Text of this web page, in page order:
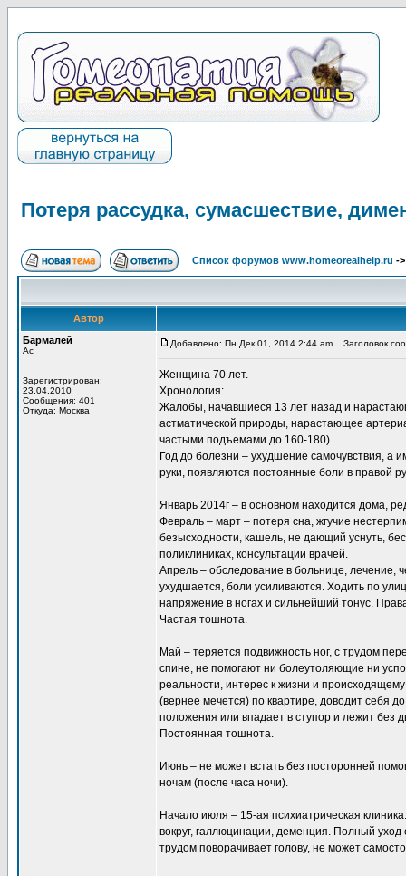
Потеря рассудка, сумасшествие,
Список форумов www.homeorealhelp.ru -
Автор
Бармалей
Ас
Зарегистрирован:
23.04.2010
Сообщения: 401
Откуда: Москва
Добавлено: Пн Дек 01, 2014 2:44 am Заголовок
Женщина 70 лет.
Хронология:
Жалобы, начавшиеся 13 лет назад и
астматической природы, нарастающее
частыми подъемами до 160-180).
Год до болезни – ухудшение самочувствия, а
руки, появляются постоянные боли в правой
Январь 2014г – в основном находится дома,
Февраль – март – потеря сна, жгучие
безысходности, кашель, не дающий уснуть,
поликлиниках, консультации врачей.
Апрель – обследование в больнице, лечение,
ухудшается, боли усиливаются. Ходить по
напряжение в ногах и сильнейший тонус.
Частая тошнота.
Май – теряется подвижность ног, с трудом
спине, не помогают ни болеутоляющие ни
реальности, интерес к жизни и
(вернее мечется) по квартире, доводит себя
положения или впадает в ступор и лежит без
Постоянная тошнота.
Июнь – не может встать без посторонней
ночам (после часа ночи).
Начало июля – 15-ая психиатрическая
вокруг, галлюцинации, деменция. Полный
трудом поворачивает голову, не может